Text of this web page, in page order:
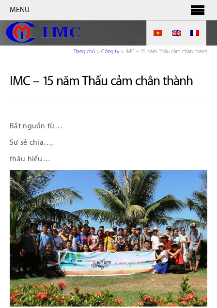
MENU
Trang chủ > Công ty > IMC – 15 năm Thấu cảm chân thành
IMC – 15 năm Thấu cảm chân thành
Bắt nguồn từ…
Sự sẻ chia…,
thấu hiểu…